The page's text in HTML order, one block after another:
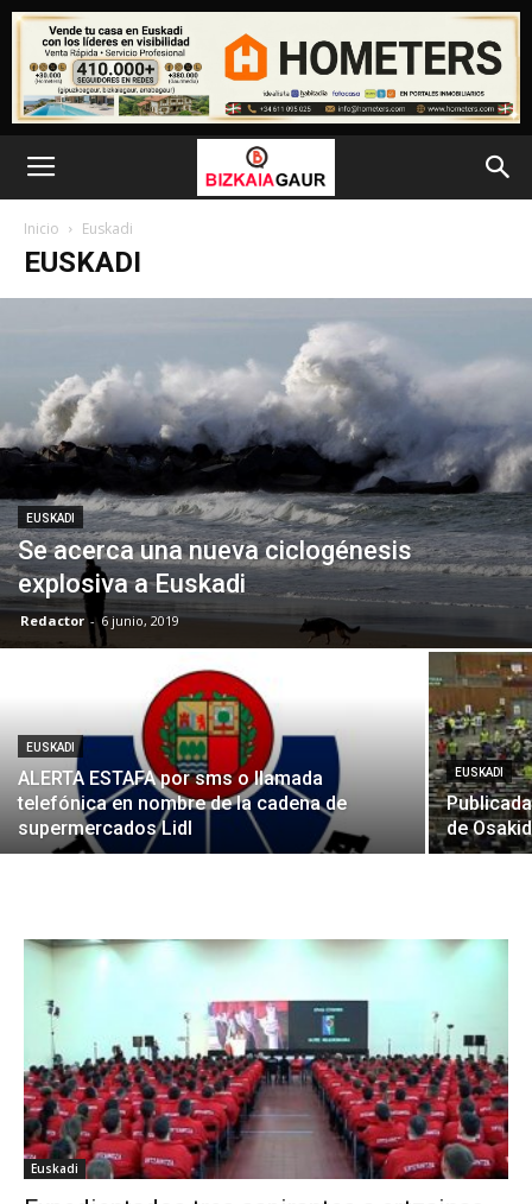
Inicio Euskadi
EUSKADI
EUSKADI
Se acerca una nueva ciclogénesis
explosiva a Euskadi
Redactor - 6 junio, 2019
EUSKADI
ALERTA ESTAFA por sms o llamada
telefónica en nombre de la cadena de
supermercados Lidl
EUSKADI
de
Euskadi